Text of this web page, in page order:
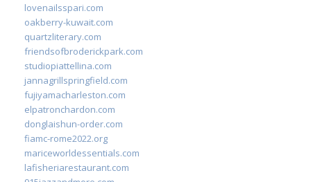
lovenailsspari.com
oakberry-kuwait.com
quartzliterary.com
friendsofbroderickpark.com
studiopiattellina.com
jannagrillspringfield.com
fujiyamacharleston.com
elpatronchardon.com
donglaishun-order.com
fiamc-rome2022.org
mariceworldessentials.com
lafisheriarestaurant.com